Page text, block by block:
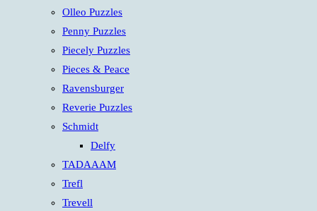
Olleo Puzzles
Penny Puzzles
Piecely Puzzles
Pieces & Peace
Ravensburger
Reverie Puzzles
Schmidt
Delfy
TADAAAM
Trefl
Trevell